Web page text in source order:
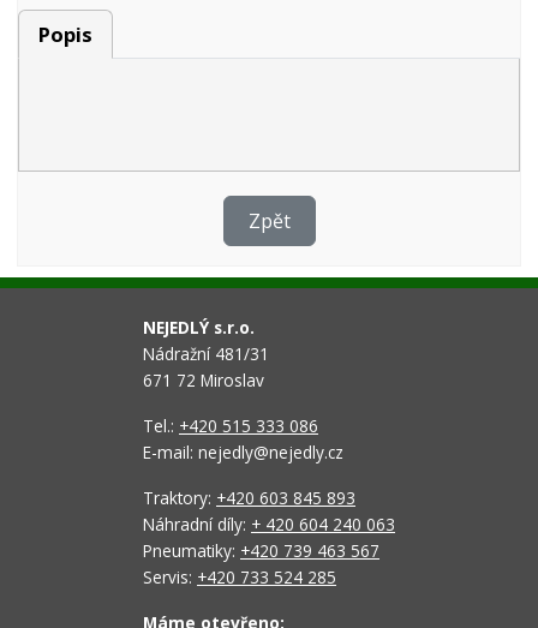
Popis
Zpět
NEJEDLÝ s.r.o.
Nádražní 481/31
671 72 Miroslav
Tel.: +420 515 333 086
E-mail: nejedly@nejedly.cz
Traktory: +420 603 845 893
Náhradní díly: + 420 604 240 063
Pneumatiky: +420 739 463 567
Servis: +420 733 524 285
Máme otevřeno: